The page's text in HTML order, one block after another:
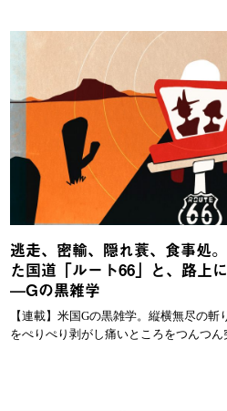
逃走、密輸、隠れ蓑、食事処
た国道「ルート66」と、路上
—Gの黒雑学
【連載】米国Gの黒雑学。縦横無尽の
をぺりぺり剥がし痛いところをつんつん